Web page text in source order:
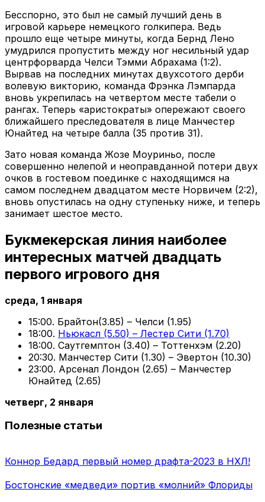
Бесспорно, это был не самый лучший день в
игровой карьере немецкого голкипера. Ведь
прошло еще четыре минуты, когда Бернд Лено
умудрился пропустить между ног несильный удар
центрфорварда Челси Тэмми Абрахама (1:2).
Вырвав на последних минутах двухсотого дерби
волевую викторию, команда Фрэнка Лэмпарда
вновь укрепилась на четвертом месте табели о
рангах. Теперь «аристократы» опережают своего
ближайшего преследователя в лице Манчестер
Юнайтед на четыре балла (35 против 31).
Зато новая команда Жозе Моуриньо, после
совершенно нелепой и неоправданной потери двух
очков в гостевом поединке с находящимся на
самом последнем двадцатом месте Норвичем (2:2),
вновь опустилась на одну ступеньку ниже, и теперь
занимает шестое место.
Букмекерская линия наиболее
интересных матчей двадцать
первого игрового дня
среда, 1 января
15:00. Брайтон(3.85) – Челси (1.95)
18:00. Ньюкасл (5.50) – Лестер Сити (1.70)
18:00. Саутгемптон (3.40) – Тоттенхэм (2.20)
20:30. Манчестер Сити (1.30) – Эвертон (10.30)
23:00. Арсенал Лондон (2.65) – Манчестер
Юнайтед (2.65)
четверг, 2 января
Полезные статьи
Коннор Бедард первый номер драфта-2023 в НХЛ!
Бостонские «медведи» портив «молний» Флориды